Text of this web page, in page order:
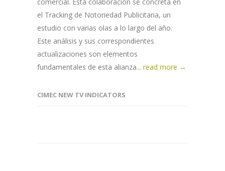
el Tracking de Notoriedad Publicitaria, un
estudio con varias olas a lo largo del año.
Este análisis y sus correspondientes
actualizaciones son elementos
fundamentales de esta alianza... read more →
CIMEC NEW TV INDICATORS